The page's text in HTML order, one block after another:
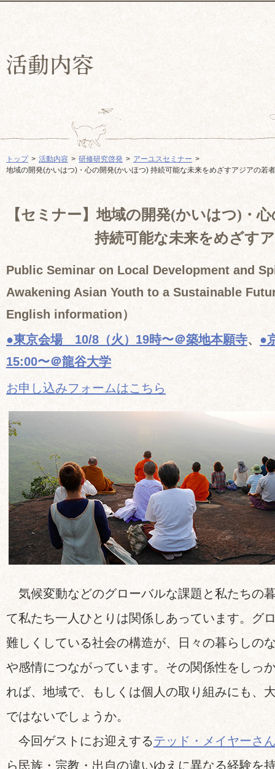
トップ 活動内容 研修研究啓発
アーユスセミナー
地域の開発(かいはつ)・心の開発(かいほつ) 持続可能な未来をめざすアジアの若
【セミナー】地域の開発(かいはつ)・
持続可能な未来をめざすアジ
Public Seminar on Local Development and
Awakening Asian Youth to a Sustainable
English information）
●東京会場 10/8（火）19時〜＠築地本願寺、 ●
15:00〜＠龍谷大学
お申し込みフォームはこちら
気候変動などのグローバルな課題と私たちの
て私たち一人ひとりは関係しあっています。グ
難しくしている社会の構造が、日々の暮らしの
や感情につながっています。その関係性をしっ
れば、地域で、もしくは個人の取り組みにも、
ではないでしょうか。
今回ゲストにお迎えするテッド・メイヤーさ
ら民族・宗教・出自の違いゆえに異なる経験を